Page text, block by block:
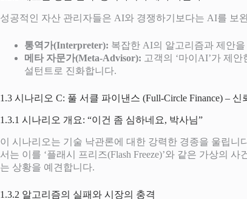
성공적인 자산 관리자들은 AI와 경쟁하기보다는 AI를 보
통역가(Interpreter): 복잡한 AI의 알고리즘과 제안
메타 자문가(Meta-Advisor): 고객의 ‘마이AI’가 제
설턴트로 진화합니다.
1.3 시나리오 C: 풀 서클 파이낸스 (Full-Circle Finance) – 신
1.3.1 시나리오 개요: “이건 좀 심하네요, 박사님”
이 시나리오는 기술 낙관론에 대한 강력한 경종을 울립
서는 이를 ‘플래시 프리즈(Flash Freeze)’와 같은 가상의
는 상황을 예견합니다.
1.3.2 알고리즘의 실패와 시장의 충격